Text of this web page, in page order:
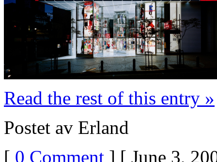
Read the rest of this entry »
Postet av Erland
[ 0 Comment ] [ June 3,